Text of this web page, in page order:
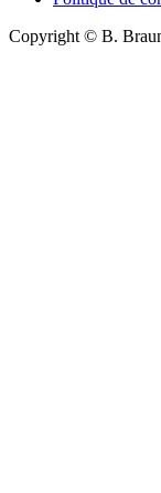
Copyright © B.